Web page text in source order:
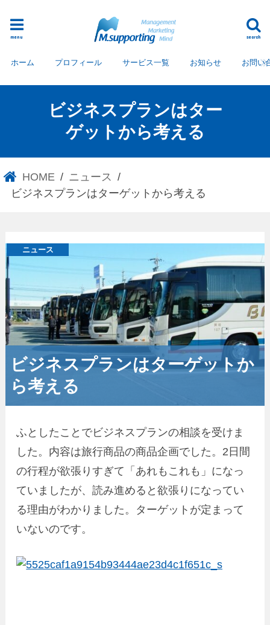
search
menu
ホーム プロフィール サービス一覧 お知らせ お問い
ビジネスプランはター
ゲットから考える
HOME
ニュース
ビジネスプランはターゲットから考える
ニュース
ビジネスプランはターゲットか
ら考える
ふとしたことでビジネスプランの相談を受けま
した。内容は旅行商品の商品企画でした。2日間
の行程が欲張りすぎて「あれもこれも」になっ
ていましたが、読み進めると欲張りになってい
る理由がわかりました。ターゲットが定まって
いないのです。